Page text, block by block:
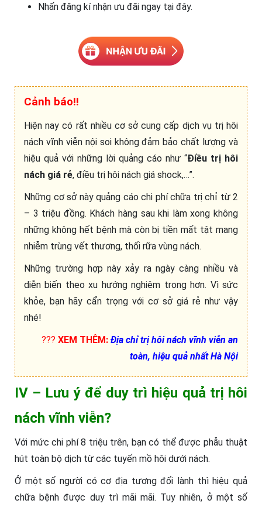
Nhấn đăng kí nhận ưu đãi ngay tại đây.
Cảnh báo!!
Hiện nay có rất nhiều cơ sở cung cấp dịch vụ trị hôi
nách vĩnh viễn nội soi không đảm bảo chất lượng và
hiệu quả với những lời quảng cáo như “Điều trị hôi
nách giá rẻ, điều trị hôi nách giá shock,…”.
Những cơ sở này quảng cáo chi phí chữa trị chỉ từ 2
– 3 triệu đồng. Khách hàng sau khi làm xong không
những không hết bệnh mà còn bị tiền mất tật mang
nhiễm trùng vết thương, thối rữa vùng nách.
Những trường hợp này xảy ra ngày càng nhiều và
diễn biến theo xu hướng nghiêm trọng hơn. Vì sức
khỏe, bạn hãy cẩn trọng với cơ sở giá rẻ như vậy
nhé!
??? XEM THÊM: Địa chỉ trị hôi nách vĩnh viễn an
toàn, hiệu quả nhất Hà Nội
IV – Lưu ý để duy trì hiệu quả trị hôi
nách vĩnh viễn?
Với mức chi phí 8 triệu trên, bạn có thể được phẫu thuật
hút toàn bộ dịch từ các tuyến mồ hôi dưới nách.
Ở một số người có cơ địa tương đối lành thì hiệu quả
chữa bệnh được duy trì mãi mãi. Tuy nhiên, ở một số